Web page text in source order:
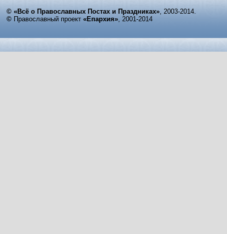
© «Всё о Православных Постах и Праздниках», 2003-2014.
© Православный проект «Епархия», 2001-2014